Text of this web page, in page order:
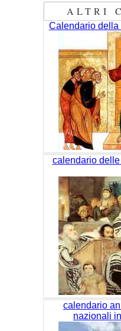
ALTRI
Calendario
calendario
calendario
nazionali